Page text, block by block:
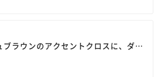
ブラウンのアクセントクロスに、ダー